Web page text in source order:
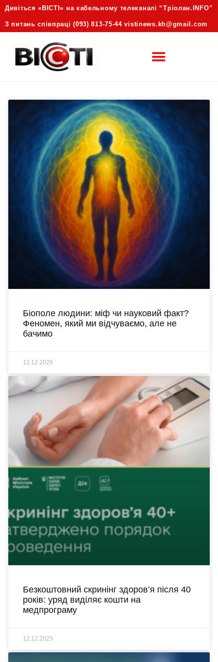
Дивіться «ВІСТІ» на кабельному телеканалі “Трiолан.INFO”
З питань співпраці (093) 813-75-44 vistinews.kh@gmail.com
Біополе людини: міф чи науковий факт?
Феномен, який ми відчуваємо, але не
бачимо
12.12.2025
Безкоштовний скринінг здоров’я після 40
років: уряд виділяє кошти на
медпрограму
12.12.2025